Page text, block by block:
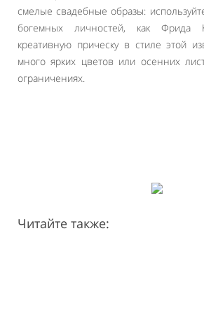
смелые свадебные образы:
богемных личностей, как Фрида
креативную прическу в стиле этой
много ярких цветов или осенних
ограничениях.
Читайте также: